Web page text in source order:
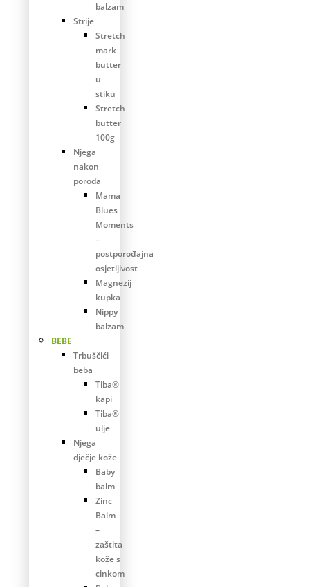
balzam
Strije
Stretch
mark
butter
u
stiku
Stretch
butter
100g
Njega
nakon
poroda
Mama
Blues
Moments
–
postporođajna
osjetljivost
Magnezij
kupka
Nippy
balzam
BEBE
Trbuščići
beba
Tiba®
kapi
Tiba®
ulje
Njega
dječje kože
Baby
balm
Zinc
Balm
–
zaštita
kože s
cinkom